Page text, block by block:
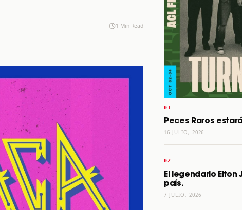
1 Min Read
Peces Raros
16 JULIO, 2026
El legendario Elton
país.
7 JULIO, 2026